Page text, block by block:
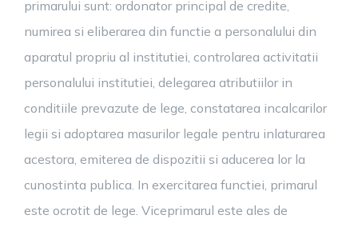
primarului sunt: ordonator principal de credite,
numirea si eliberarea din functie a personalului din
aparatul propriu al institutiei, controlarea activitatii
personalului institutiei, delegarea atributiilor in
conditiile prevazute de lege, constatarea incalcarilor
legii si adoptarea masurilor legale pentru inlaturarea
acestora, emiterea de dispozitii si aducerea lor la
cunostinta publica. In exercitarea functiei, primarul
este ocrotit de lege. Viceprimarul este ales de